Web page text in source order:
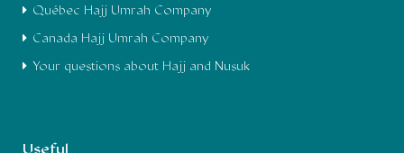
Québec Hajj Umrah Company
Canada Hajj Umrah Company
Your questions about Hajj and Nusuk